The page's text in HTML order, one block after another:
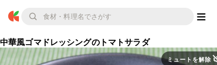
中華風ゴマドレッシングのトマトサラダ
ミュートを解除